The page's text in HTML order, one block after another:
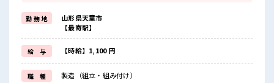
≪未経験でも活躍できる≫
新しいことにチャレンジするのは不安だけど、
しっかり働く環境が整っています！
イチからスキルUP・ステップUP目指していきましょう！
≪様々なお仕事をご提案≫
一人で悩まず気軽に相談できる、
派遣のお仕事です！
勤 務 地
山形県天童市
【最寄駅】
給 与 【時給】1,100 円
職 種 製造（組立・組み付け）